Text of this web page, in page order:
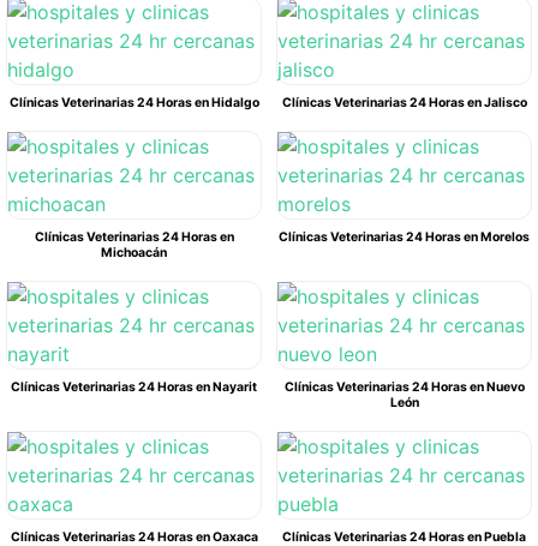
Clínicas Veterinarias 24 Horas en Hidalgo Clínicas Veterinarias 24 Horas en Jalisco
Clínicas Veterinarias 24 Horas en
Michoacán
Clínicas Veterinarias 24 Horas en Morelos
Clínicas Veterinarias 24 Horas en Nayarit
Clínicas Veterinarias 24 Horas en Nuevo
León
Clínicas Veterinarias 24 Horas en Oaxaca Clínicas Veterinarias 24 Horas en Puebla